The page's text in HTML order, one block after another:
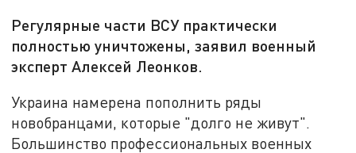
Регулярные части ВСУ практически
полностью уничтожены, заявил военный
эксперт Алексей Леонков.
Украина намерена пополнить ряды
новобранцами, которые "долго не живут".
Большинство профессиональных военных